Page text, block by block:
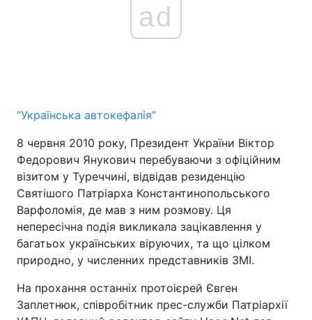
ad
“Українська автокефалія”
8 червня 2010 року, Президент України Віктор
Федорович Янукович перебуваючи з офіційним
візитом у Туреччині, відвідав резиденцію
Святішого Патріарха Константинопольського
Варфоломія, де мав з ним розмову. Ця
непересічна подія викликала зацікавлення у
багатьох українських віруючих, та що цілком
природно, у численних представників ЗМІ.
На прохання останніх протоієрей Євген
Заплетнюк, співробітник прес-служби Патріархії